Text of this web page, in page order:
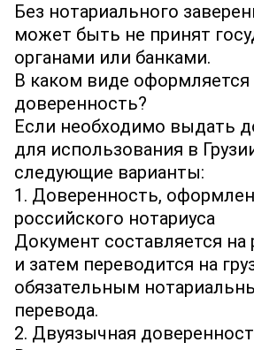
Без нотариального
может быть не принят
органами или банками.
В каком виде оформляется
доверенность?
Если необходимо выдать
для использования в
следующие варианты:
1. Доверенность,
российского нотариуса
Документ составляется на
и затем переводится на
обязательным
перевода.
2. Двуязычная